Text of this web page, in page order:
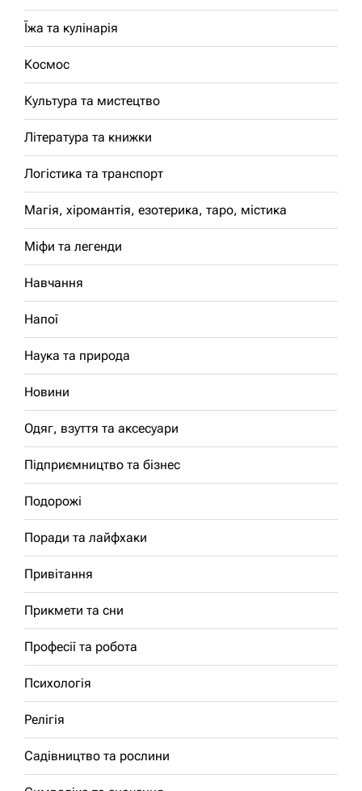
Їжа та кулінарія
Космос
Культура та мистецтво
Література та книжки
Логістика та транспорт
Магія, хіромантія, езотерика, таро, містика
Міфи та легенди
Навчання
Напої
Наука та природа
Новини
Одяг, взуття та аксесуари
Підприємництво та бізнес
Подорожі
Поради та лайфхаки
Привітання
Прикмети та сни
Професії та робота
Психологія
Релігія
Садівництво та рослини